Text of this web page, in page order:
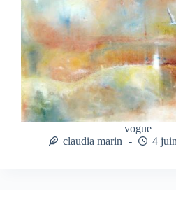
vogue
claudia marin
4